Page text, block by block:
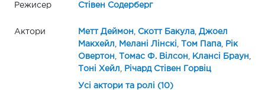
Режисер Стівен Содерберг
Актори Метт Деймон Скотт Бакула, Джоел
Макхейл
Мелані Лінскі Том Папа,
Рік
Овертон
Томас Ф. Вілсон Клансі Браун
Тоні Хейл
Річард Стівен Горвіц
Усі актори та ролі (10)